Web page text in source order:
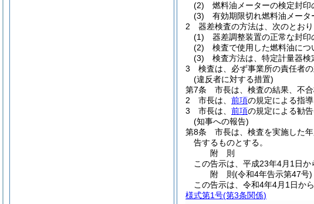
(2)
燃料油メーターの検定封印
(3)
有効期限切れ燃料油メータ
2
器差検査の方法は、次のとおり
(1)
器差調整装置の正常な封印
(2)
検査で使用した燃料油に
(3)
検査方法は、特定計量器検
3
検査は、必ず事業所の責任者
(違反者に対する措置)
第7条
市長は、検査の結果、不
2
市長は、 前項の規定による指
3
市長は、 前項の規定による勧
(知事への報告)
第8条
市長は、検査を実施した
告するものとする。
附 則
この告示は、平成23年4月1日か
附 則(令和4年告示第47号)
この告示は、令和4年4月1日から
様式第1号(第3条関係)